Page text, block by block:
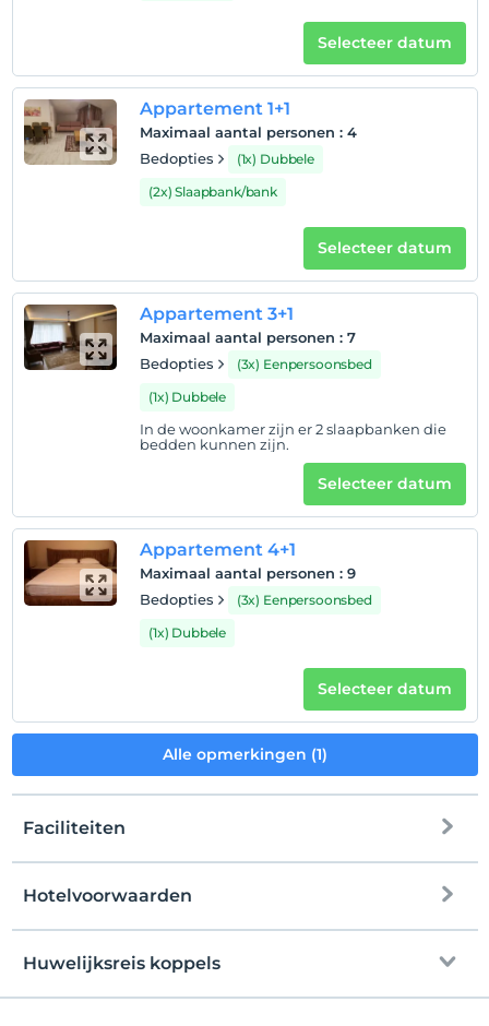
Huisdieren niet toegestaan
roken
rookvrije kamers
Baby's jonger dan 2 worden niet in rekening gebracht
Elke kamer is gratis voor maximaal 1 kinderen jonger
Elke kamer is gratis voor maximaal 2 kinderen jonger
dan 12 jaar
Selecteer datum
Appartement 1+1
Maximaal aantal personen : 4
Bedopties
(1x) Dubbele
(2x) Slaapbank/bank
Selecteer datum
Appartement 3+1
Maximaal aantal personen : 7
Bedopties
(3x) Eenpersoonsbed
(1x) Dubbele
In de woonkamer zijn er 2 slaapbanken die
bedden kunnen zijn.
Selecteer datum
Appartement 4+1
Maximaal aantal personen : 9
Bedopties
(3x) Eenpersoonsbed
(1x) Dubbele
Selecteer datum
Alle opmerkingen (1)
Faciliteiten
Vrij wifi
kamers
Hotelvoorwaarden
Check in
Na 14:00
Uitchecken
Huwelijksreis koppels